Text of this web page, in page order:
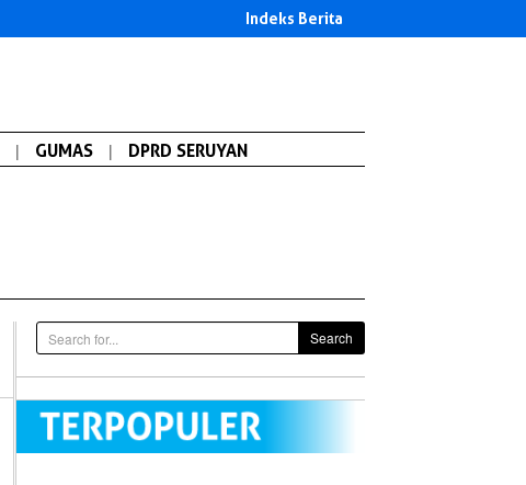
Indeks Berita
| GUMAS | DPRD SERUYAN
Search